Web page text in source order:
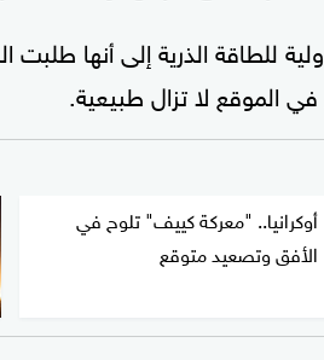
للطاقة الذرية إلى أنها
الموقع لا تزال طبيعية.
أوكرانيا.. "معركة كييف" تلوح في
الأفق وتصعيد متوقع